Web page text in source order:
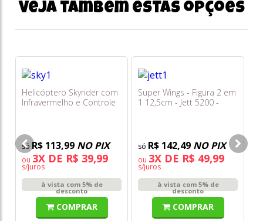
Veja também estas opções
Helicóptero Skyrider com
Infravermelho e Controle
R$ 113,99 NO PIX
ou 3X DE R$ 39,99
s/juros
à vista com 5% de
desconto
COMPRAR
Super Wings - Figura 2 em
1 12,5cm - Jett 5200 -
R$ 142,49 NO PIX
ou 3X DE R$ 49,99
s/juros
à vista com 5% de
desconto
COMPRAR